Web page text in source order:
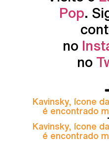
Pop.
no
no
Kavinsky, ícone
é encontrado
Kavinsky, ícone
é encontrado